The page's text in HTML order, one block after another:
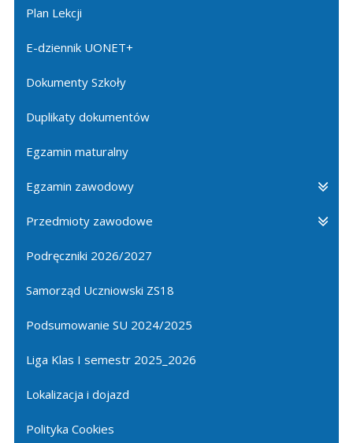
Plan Lekcji
E-dziennik UONET+
Dokumenty Szkoły
Duplikaty dokumentów
Egzamin maturalny
Egzamin zawodowy
Przedmioty zawodowe
Podręczniki 2026/2027
Samorząd Uczniowski ZS18
Podsumowanie SU 2024/2025
Liga Klas I semestr 2025_2026
Lokalizacja i dojazd
Polityka Cookies